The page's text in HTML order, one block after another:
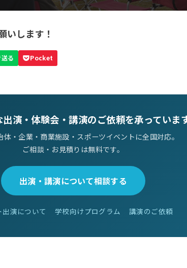
いします！
出演・体験会・講演のご依頼を承っていま
体・企業・商業施設・スポーツイベントに全国対応。
ご相談・お見積りは無料です。
出演・講演について相談する
出演について 学校向けプログラム 講演のご依頼